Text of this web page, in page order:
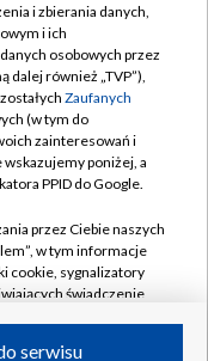
i zbierania danych,
i ich
osobowych przez
dalej również „TVP”),
Zaufanych
(w tym do
zainteresowań i
poniżej, a
PPID do Google.
przez Ciebie naszych
w tym informacje
cookie, sygnalizatory
świadczenie
serwisu